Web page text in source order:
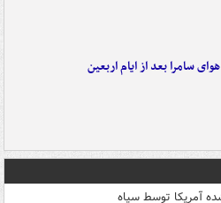
سامرا بعد از ایام اربعین
آمریکا توسط سپاه